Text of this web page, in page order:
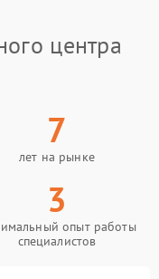
центра
7
лет на рынке
3
опыт работы
специалистов